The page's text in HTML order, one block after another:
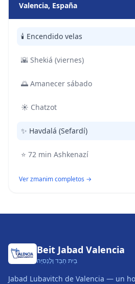
Valencia, España
🕯️ Encendido velas
🌇 Shekiá (viernes)
🌅 Amanecer sábado
☀️ Chatzot
✨ Havdalá (Sefardí)
⭐ 72 min Ashkenazí
Ver zmanim completos →
Beit Jabad Valencia
בֵּית חַבַּד וָלֶנְסִיָּה
Jabad Lubavitch de Valencia — un